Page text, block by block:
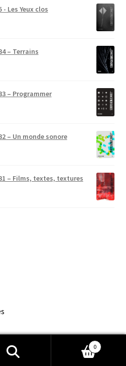
- Les Yeux clos
– Terrains
– Programmer
– Un monde sonore
– Films, textes, textures
0